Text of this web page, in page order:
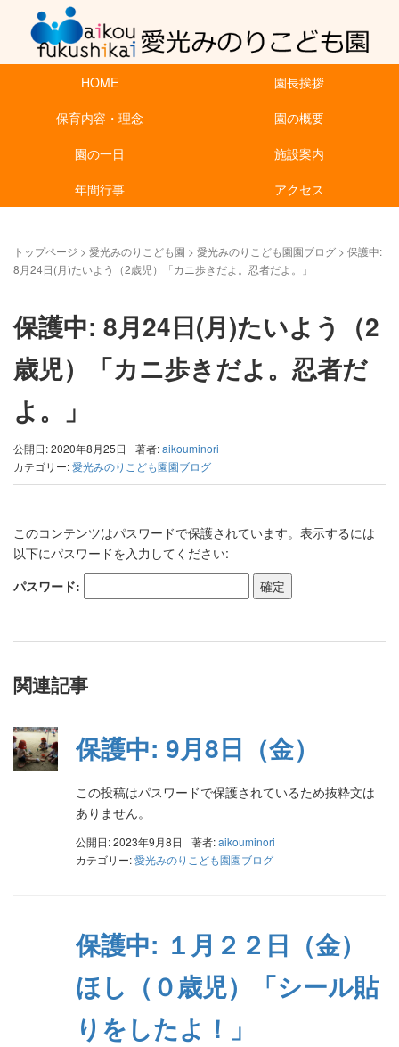
HOME
園長挨拶
保育内容・理念
園の概要
園の一日
施設案内
年間行事
アクセス
トップページ > 愛光みのりこども園 > 愛光みのりこども園園ブログ > 保護中:
8月24日(月)たいよう（2歳児）「カニ歩きだよ。忍者だよ。」
保護中: 8月24日(月)たいよう（2
歳児）「カニ歩きだよ。忍者だ
よ。」
公開日: 2020年8月25日 著者:aikouminori
カテゴリー:愛光みのりこども園園ブログ
このコンテンツはパスワードで保護されています。表示するには
以下にパスワードを入力してください:
パスワード:
関連記事
保護中: 9月8日（金）
この投稿はパスワードで保護されているため抜粋文は
ありません。
公開日: 2023年9月8日 著者:aikouminori
カテゴリー:愛光みのりこども園園ブログ
保護中: １月２２日（金）
ほし（０歳児）「シール貼
りをしたよ！」